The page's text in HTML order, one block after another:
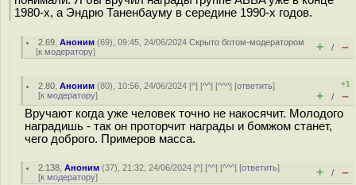
1980-х, а Эндрю Таненбауму в середине 1990-х годов.
2.69 ,Аноним (69), 09:45, 24/06/2024Скрыто ботом-модератором
[к модератору] + / –
2.80 ,Аноним (80), 10:56, 24/06/2024 [^] [^^] [^^^] [ответить]
[к модератору]
+1
+ / –
Вручают когда уже человек точно не накосячит. Молодого
наградишь - так он проторчит награды и бомжом станет,
чего доброго. Примеров масса.
2.138 ,Аноним (37), 21:32, 24/06/2024 [^] [^^] [^^^] [ответить]
[к модератору] + / –